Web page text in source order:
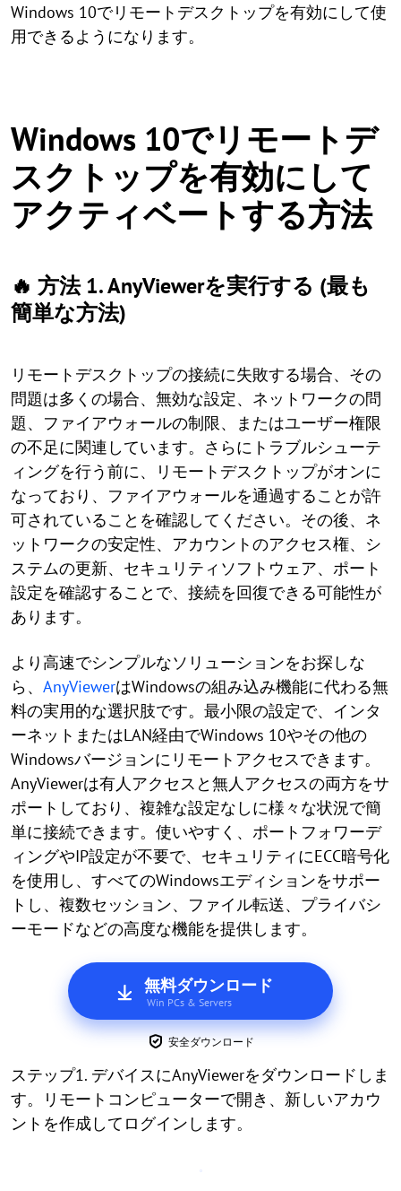
Windows 10でリモートデスクトップを有効にして使
用できるようになります。
Windows 10でリモートデ
スクトップを有効にして
アクティベートする方法
🔥 方法 1. AnyViewerを実行する (最も
簡単な方法)
リモートデスクトップの接続に失敗する場合、その
問題は多くの場合、無効な設定、ネットワークの問
題、ファイアウォールの制限、またはユーザー権限
の不足に関連しています。さらにトラブルシューテ
ィングを行う前に、リモートデスクトップがオンに
なっており、ファイアウォールを通過することが許
可されていることを確認してください。その後、ネ
ットワークの安定性、アカウントのアクセス権、シ
ステムの更新、セキュリティソフトウェア、ポート
設定を確認することで、接続を回復できる可能性が
あります。
より高速でシンプルなソリューションをお探しな
ら、 AnyViewerはWindowsの組み込み機能に代わる無
料の実用的な選択肢です。最小限の設定で、インタ
ーネットまたはLAN経由でWindows 10やその他の
Windowsバージョンにリモートアクセスできます。
AnyViewerは有人アクセスと無人アクセスの両方をサ
ポートしており、複雑な設定なしに様々な状況で簡
単に接続できます。使いやすく、ポートフォワーデ
ィングやIP設定が不要で、セキュリティにECC暗号化
を使用し、すべてのWindowsエディションをサポー
トし、複数セッション、ファイル転送、プライバシ
ーモードなどの高度な機能を提供します。
無料ダウンロード
Win PCs & Servers
安全ダウンロード
ステップ1. デバイスにAnyViewerをダウンロードしま
す。リモートコンピューターで開き、新しいアカウ
ントを作成してログインします。